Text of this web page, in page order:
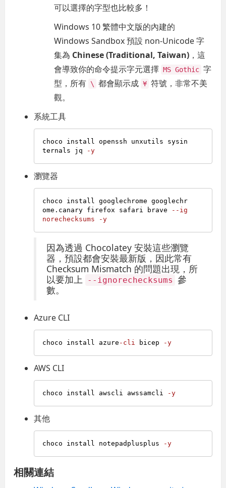
可以選擇的字型也比較多！
Windows 10 繁體中文版的內建的
Windows Sandbox 預設 non-Unicode 字
集為 Chinese (Traditional, Taiwan) ，這
會導致你的命令提示字元選擇 MS Gothic 字
型，所有 \ 都會顯示成 ¥ 符號，非常不美
觀。
系統工具
choco install openssh unxutils sysin
ternals jq
-y
瀏覽器
choco install googlechrome googlechr
ome.canary firefox safari brave
--ig
norechecksums
-y
因為透過 Chocolatey 安裝這些瀏覽
器，預設都會安裝最新版，因此常有
Checksum Mismatch 的問題出現，所
以要加上
--ignorechecksums 參
數。
Azure CLI
choco install azure -cli bicep -y
AWS CLI
choco install awscli awssamcli -y
其他
choco install notepadplusplus -y
相關連結